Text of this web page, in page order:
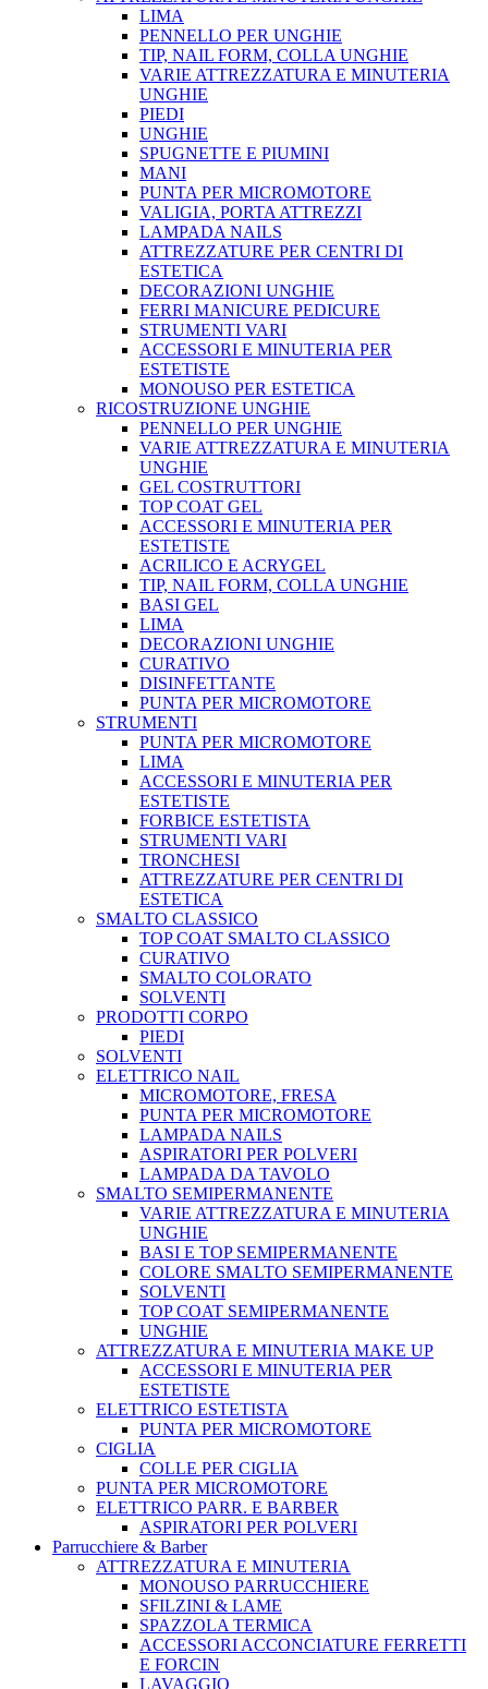
LIMA
PENNELLO PER UNGHIE
TIP, NAIL FORM, COLLA UNGHIE
VARIE ATTREZZATURA E MINUTERIA
UNGHIE
PIEDI
UNGHIE
SPUGNETTE E PIUMINI
MANI
PUNTA PER MICROMOTORE
VALIGIA, PORTA ATTREZZI
LAMPADA NAILS
ATTREZZATURE PER CENTRI DI
ESTETICA
DECORAZIONI UNGHIE
FERRI MANICURE PEDICURE
STRUMENTI VARI
ACCESSORI E MINUTERIA PER
ESTETISTE
MONOUSO PER ESTETICA
RICOSTRUZIONE UNGHIE
PENNELLO PER UNGHIE
VARIE ATTREZZATURA E MINUTERIA
UNGHIE
GEL COSTRUTTORI
TOP COAT GEL
ACCESSORI E MINUTERIA PER
ESTETISTE
ACRILICO E ACRYGEL
TIP, NAIL FORM, COLLA UNGHIE
BASI GEL
LIMA
DECORAZIONI UNGHIE
CURATIVO
DISINFETTANTE
PUNTA PER MICROMOTORE
STRUMENTI
PUNTA PER MICROMOTORE
LIMA
ACCESSORI E MINUTERIA PER
ESTETISTE
FORBICE ESTETISTA
STRUMENTI VARI
TRONCHESI
ATTREZZATURE PER CENTRI DI
ESTETICA
SMALTO CLASSICO
TOP COAT SMALTO CLASSICO
CURATIVO
SMALTO COLORATO
SOLVENTI
PRODOTTI CORPO
PIEDI
SOLVENTI
ELETTRICO NAIL
MICROMOTORE, FRESA
PUNTA PER MICROMOTORE
LAMPADA NAILS
ASPIRATORI PER POLVERI
LAMPADA DA TAVOLO
SMALTO SEMIPERMANENTE
VARIE ATTREZZATURA E MINUTERIA
UNGHIE
BASI E TOP SEMIPERMANENTE
COLORE SMALTO SEMIPERMANENTE
SOLVENTI
TOP COAT SEMIPERMANENTE
UNGHIE
ATTREZZATURA E MINUTERIA MAKE UP
ACCESSORI E MINUTERIA PER
ESTETISTE
ELETTRICO ESTETISTA
PUNTA PER MICROMOTORE
CIGLIA
COLLE PER CIGLIA
PUNTA PER MICROMOTORE
ELETTRICO PARR. E BARBER
ASPIRATORI PER POLVERI
Parrucchiere & Barber
ATTREZZATURA E MINUTERIA
MONOUSO PARRUCCHIERE
SFILZINI & LAME
SPAZZOLA TERMICA
ACCESSORI ACCONCIATURE FERRETTI
E FORCIN
LAVAGGIO